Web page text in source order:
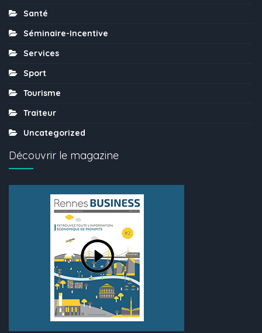
Santé
Séminaire-Incentive
Services
Sport
Tourisme
Traiteur
Uncategorized
Découvrir le magazine